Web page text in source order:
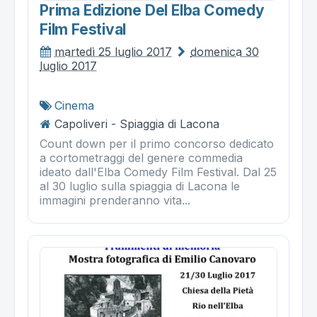
Prima Edizione Del Elba Comedy
Film Festival
martedì 25 luglio 2017
domenica 30
luglio 2017
Cinema
Capoliveri - Spiaggia di Lacona
Count down per il primo concorso dedicato
a cortometraggi del genere commedia
ideato dall'Elba Comedy Film Festival. Dal 25
al 30 luglio sulla spiaggia di Lacona le
immagini prenderanno vita...